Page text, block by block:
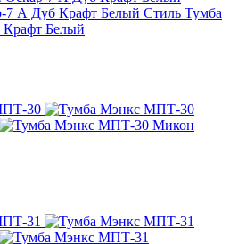
Стиль Тумба
Крафт Белый
Микон